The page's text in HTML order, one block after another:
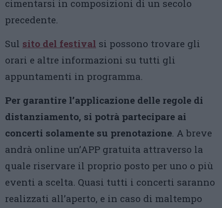
cimentarsi in composizioni di un secolo
precedente.
Sul sito del festival si possono trovare gli
orari e altre informazioni su tutti gli
appuntamenti in programma.
Per garantire l’applicazione delle regole di
distanziamento, si potrà partecipare ai
concerti solamente su prenotazione. A breve
andrà online un’APP gratuita attraverso la
quale riservare il proprio posto per uno o più
eventi a scelta. Quasi tutti i concerti saranno
realizzati all’aperto, e in caso di maltempo